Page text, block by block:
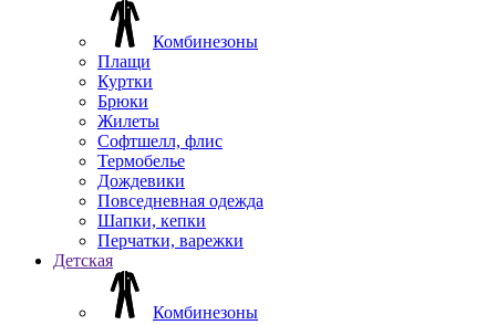
Комбинезоны
Плащи
Куртки
Брюки
Жилеты
Софтшелл, флис
Термобелье
Дождевики
Повседневная одежда
Шапки, кепки
Перчатки, варежки
Детская
Комбинезоны